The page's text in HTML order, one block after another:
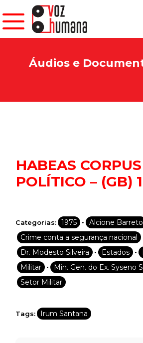
Áudios e
HABEAS CORPUS
POLÍTICO – (GB)
Categorias: 1975 • Alcione Barreto
Crime conta a segurança nacional
Dr. Modesto Silveira • Estados •
Militar • Min. Gen. do Ex. Syseno
Setor Militar
Tags: Irum Santana
Newsletter.
Assine e receba os conteúdos no